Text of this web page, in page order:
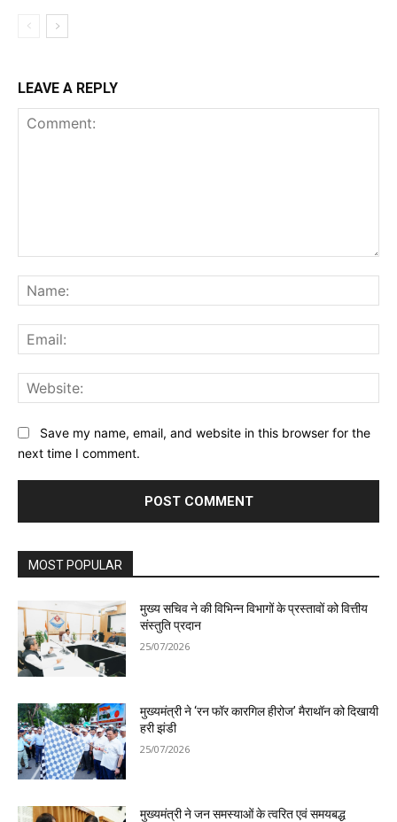
LEAVE A REPLY
Save my name, email, and website in this browser for the
next time I comment.
MOST POPULAR
मुख्य सचिव ने की विभिन्न विभागों के प्रस्तावों को वित्तीय
संस्तुति प्रदान
25/07/2026
मुख्यमंत्री ने ‘रन फॉर कारगिल हीरोज’ मैराथॉन को दिखायी
हरी झंडी
25/07/2026
मुख्यमंत्री ने जन समस्याओं के त्वरित एवं समयबद्ध